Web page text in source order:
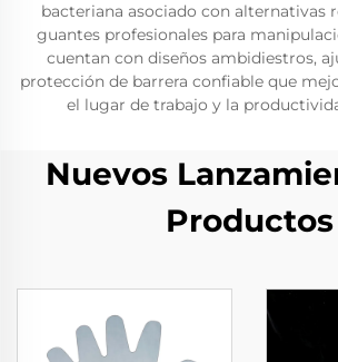
bacteriana asociado con alternativas
guantes profesionales para
cuentan con diseños ambidiestros,
protección de barrera confiable que
el lugar de trabajo y la
Nuevos
Productos